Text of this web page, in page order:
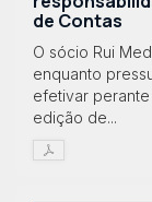
de Contas
O sócio Rui
enquanto
efetivar
edição de...